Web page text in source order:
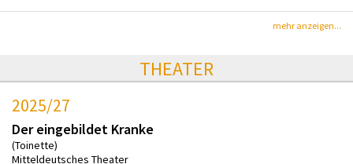
mehr anzeigen...
THEATER
2025/27
Der eingebildet Kranke
(Toinette)
Mitteldeutsches Theater